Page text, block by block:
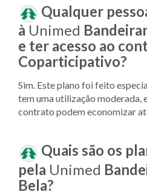
Qualquer
à Unimed
e ter acesso ao
Coparticipativo?
Sim. Este plano foi feito
tem uma utilização moderada,
contrato podem economizar
Quais são os
pela Unimed
Bela?